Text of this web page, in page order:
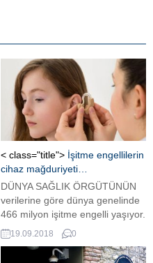
< class="title"> İşitme engellilerin
cihaz mağduriyeti…
DÜNYA SAĞLIK ÖRGÜTÜNÜN
verilerine göre dünya genelinde
466 milyon işitme engelli yaşıyor.
Fakat, dünya genelinde ihtiyacı
olan işitme engellilerin yüzde
90'ında gerekli cihazlar
19.09.2018 0